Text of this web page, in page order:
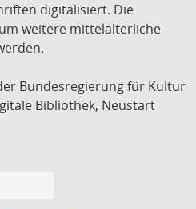
digitalisiert. Die
weitere mittelalterliche
Bundesregierung für Kultur
Bibliothek, Neustart